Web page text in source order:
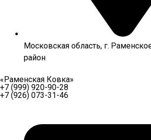
Московская область, г.
район
«Раменская Ковка»
+7 (999) 920-90-28
+7 (926) 073-31-46